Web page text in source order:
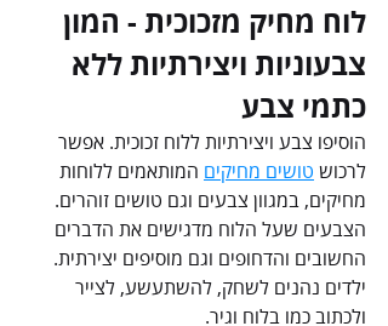
לוח מחיק מזכוכית - המון
צבעוניות ויצירתיות ללא
כתמי צבע
הוסיפו צבע ויצירתיות ללוח זכוכית. אפשר
לרכוש טושים מחיקים המותאמים ללוחות
מחיקים, במגוון צבעים וגם טושים זוהרים.
הצבעים שעל הלוח מדגישים את הדברים
החשובים והדחופים וגם מוסיפים יצירתית.
ילדים נהנים לשחק, להשתעשע, לצייר
ולכתוב כמו בלוח וגיר.